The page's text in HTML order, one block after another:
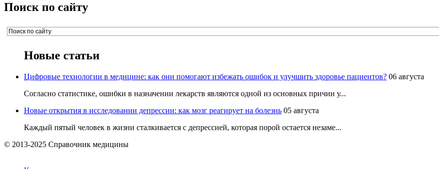
Поиск по сайту
Новые статьи
Цифровые технологии в медицине: как они помогают избежать ошибок и улучшить здоровье пациентов? 06 августа
Согласно статистике, ошибки в назначении лекарств являются одной из основных причин у...
Новые открытия в исследовании депрессии: как мозг реагирует на болезнь 05 августа
Каждый пятый человек в жизни сталкивается с депрессией, которая порой остается незаме...
© 2013-2025 Справочник медицины